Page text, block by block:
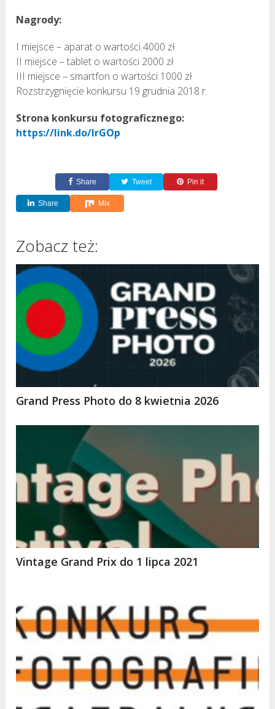
Nagrody:
I miejsce – aparat o wartości 4000 zł
II miejsce – tablet o wartości 2000 zł
III miejsce – smartfon o wartości 1000 zł
Rozstrzygnięcie konkursu 19 grudnia 2018 r.
Strona konkursu fotograficznego:
https://link.do/IrGOp
Share Tweet Pin it
Share Mix
Zobacz też:
Grand Press Photo do 8 kwietnia 2026
Vintage Grand Prix do 1 lipca 2021